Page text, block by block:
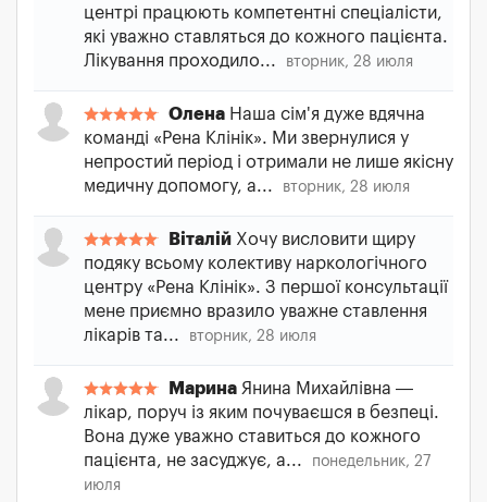
центрі працюють компетентні спеціалісти,
які уважно ставляться до кожного пацієнта.
Лікування проходило...
вторник, 28 июля
Олена Наша сім'я дуже вдячна
команді «Рена Клінік». Ми звернулися у
непростий період і отримали не лише якісну
медичну допомогу, а...
вторник, 28 июля
Віталій Хочу висловити щиру
подяку всьому колективу наркологічного
центру «Рена Клінік». З першої консультації
мене приємно вразило уважне ставлення
лікарів та...
вторник, 28 июля
Марина Янина Михайлівна —
лікар, поруч із яким почуваєшся в безпеці.
Вона дуже уважно ставиться до кожного
пацієнта, не засуджує, а...
понедельник, 27
июля